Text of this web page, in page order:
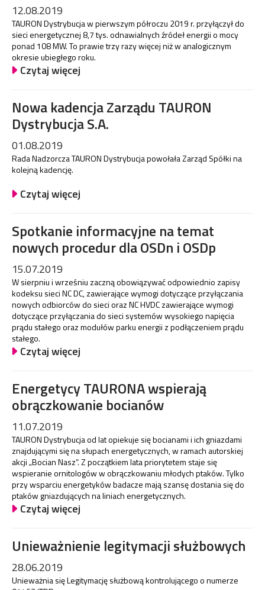
12.08.2019
TAURON Dystrybucja w pierwszym półroczu 2019 r. przyłączył do
sieci energetycznej 8,7 tys. odnawialnych źródeł energii o mocy
ponad 108 MW. To prawie trzy razy więcej niż w analogicznym
okresie ubiegłego roku.
Czytaj więcej
Nowa kadencja Zarządu TAURON
Dystrybucja S.A.
01.08.2019
Rada Nadzorcza TAURON Dystrybucja powołała Zarząd Spółki na
kolejną kadencję.
Czytaj więcej
Spotkanie informacyjne na temat
nowych procedur dla OSDn i OSDp
15.07.2019
W sierpniu i wrześniu zaczną obowiązywać odpowiednio zapisy
kodeksu sieci NC DC, zawierające wymogi dotyczące przyłączania
nowych odbiorców do sieci oraz NC HVDC zawierające wymogi
dotyczące przyłączania do sieci systemów wysokiego napięcia
prądu stałego oraz modułów parku energii z podłączeniem prądu
stałego.
Czytaj więcej
Energetycy TAURONA wspierają
obrączkowanie bocianów
11.07.2019
TAURON Dystrybucja od lat opiekuje się bocianami i ich gniazdami
znajdującymi się na słupach energetycznych, w ramach autorskiej
akcji „Bocian Nasz”. Z początkiem lata priorytetem staje się
wspieranie ornitologów w obrączkowaniu młodych ptaków. Tylko
przy wsparciu energetyków badacze mają szansę dostania się do
ptaków gniazdujących na liniach energetycznych.
Czytaj więcej
Unieważnienie legitymacji służbowych
28.06.2019
Unieważnia się Legitymację służbową kontrolującego o numerze